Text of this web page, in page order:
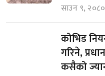
साउन ९,
कोभिड
गरिने,
कसैको